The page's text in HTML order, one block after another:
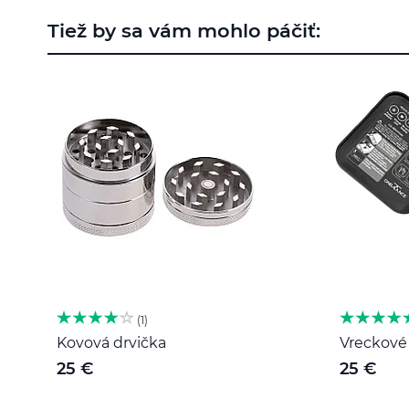
začiatok
galérie
Tiež by sa vám mohlo páčiť:
1
Kovová drvička
25 €
Vreckové
25 €